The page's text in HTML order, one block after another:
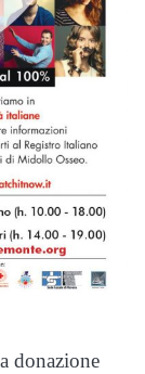
donazione